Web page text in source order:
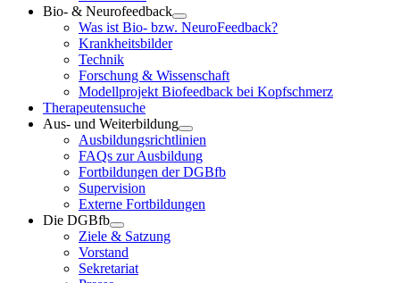
Bio- & Neurofeedback
Was ist Bio- bzw. NeuroFeedback?
Krankheitsbilder
Technik
Forschung & Wissenschaft
Modellprojekt Biofeedback bei Kopfschmerz
Therapeutensuche
Aus- und Weiterbildung
Ausbildungsrichtlinien
FAQs zur Ausbildung
Fortbildungen der DGBfb
Supervision
Externe Fortbildungen
Die DGBfb
Ziele & Satzung
Vorstand
Sekretariat